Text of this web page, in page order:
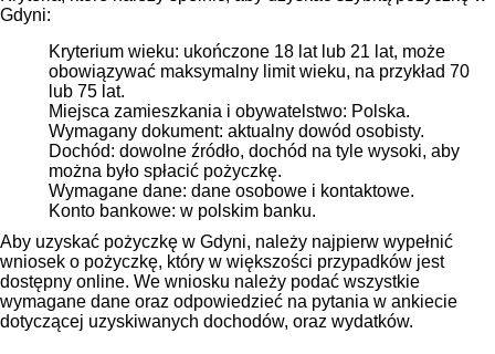
Gdyni:
Kryterium wieku: ukończone 18 lat lub 21 lat, może
obowiązywać maksymalny limit wieku, na przykład 70
lub 75 lat.
Miejsca zamieszkania i obywatelstwo: Polska.
Wymagany dokument: aktualny dowód osobisty.
Dochód: dowolne źródło, dochód na tyle wysoki, aby
można było spłacić pożyczkę.
Wymagane dane: dane osobowe i kontaktowe.
Konto bankowe: w polskim banku.
Aby uzyskać pożyczkę w Gdyni, należy najpierw wypełnić
wniosek o pożyczkę, który w większości przypadków jest
dostępny online. We wniosku należy podać wszystkie
wymagane dane oraz odpowiedzieć na pytania w ankiecie
dotyczącej uzyskiwanych dochodów, oraz wydatków.